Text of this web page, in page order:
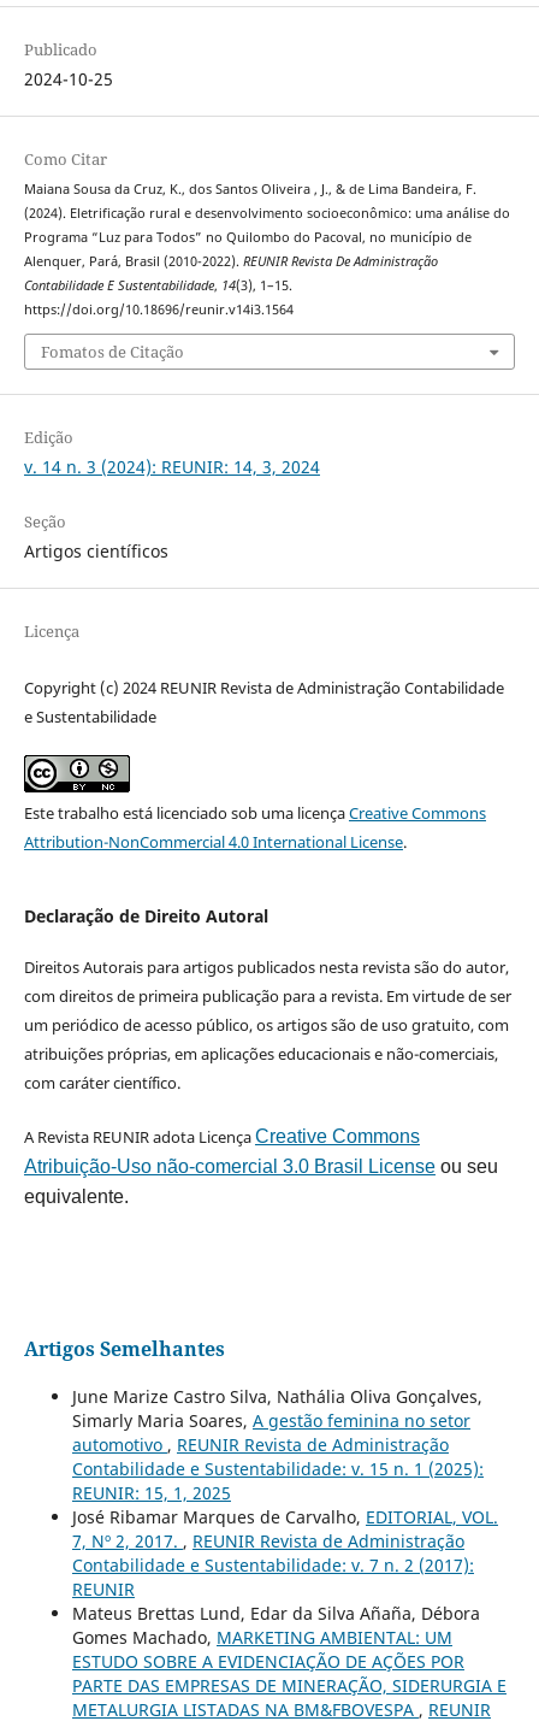
Publicado
2024-10-25
Como Citar
Maiana Sousa da Cruz, K., dos Santos Oliveira , J., & de Lima Bandeira, F.
(2024). Eletrificação rural e desenvolvimento socioeconômico: uma análise do
Programa “Luz para Todos” no Quilombo do Pacoval, no município de
Alenquer, Pará, Brasil (2010-2022). REUNIR Revista De Administração
Contabilidade E Sustentabilidade, 14(3), 1–15.
https://doi.org/10.18696/reunir.v14i3.1564
Fomatos de Citação
Edição
v. 14 n. 3 (2024): REUNIR: 14, 3, 2024
Seção
Artigos científicos
Licença
Copyright (c) 2024 REUNIR Revista de Administração Contabilidade
e Sustentabilidade
Este trabalho está licenciado sob uma licençaCreative Commons
Attribution-NonCommercial 4.0 International License.
Declaração de Direito Autoral
Direitos Autorais para artigos publicados nesta revista são do autor,
com direitos de primeira publicação para a revista. Em virtude de ser
um periódico de acesso público, os artigos são de uso gratuito, com
atribuições próprias, em aplicações educacionais e não-comerciais,
com caráter científico.
A Revista REUNIR adota LicençaCreative Commons
Atribuição-Uso não-comercial 3.0 Brasil Licenseou seu
equivalente.
Artigos Semelhantes
June Marize Castro Silva, Nathália Oliva Gonçalves,
Simarly Maria Soares, A gestão feminina no setor
automotivo , REUNIR Revista de Administração
Contabilidade e Sustentabilidade: v. 15 n. 1 (2025):
REUNIR: 15, 1, 2025
José Ribamar Marques de Carvalho, EDITORIAL, VOL.
7, Nº 2, 2017. , REUNIR Revista de Administração
Contabilidade e Sustentabilidade: v. 7 n. 2 (2017):
REUNIR
Mateus Brettas Lund, Edar da Silva Añaña, Débora
Gomes Machado, MARKETING AMBIENTAL: UM
ESTUDO SOBRE A EVIDENCIAÇÃO DE AÇÕES POR
PARTE DAS EMPRESAS DE MINERAÇÃO, SIDERURGIA E
METALURGIA LISTADAS NA BM&FBOVESPA , REUNIR